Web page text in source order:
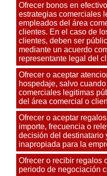
Ofrecer bonos en
estrategias comerciales
empleados del área
clientes. En el caso de
clientes, deben ser
mediante un acuerdo
representante legal del
Ofrecer o aceptar
hospedaje, salvo
comerciales legitimas
del área comercial o
Ofrecer o aceptar
importe, frecuencia o
decisión del destinatario
inapropiada para la
Ofrecer o recibir regalos
periodo de negociación